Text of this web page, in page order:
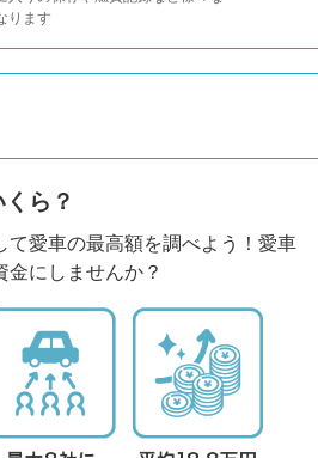
ります
ら？
て愛車の最高額を調べよう！愛車
金にしませんか？